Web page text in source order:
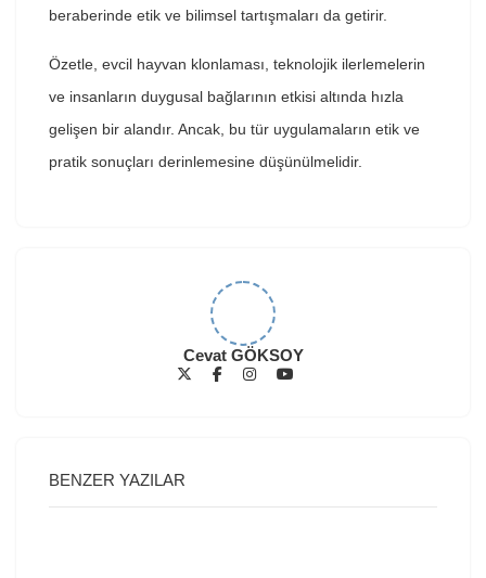
beraberinde etik ve bilimsel tartışmaları da getirir.
Özetle, evcil hayvan klonlaması, teknolojik ilerlemelerin
ve insanların duygusal bağlarının etkisi altında hızla
gelişen bir alandır. Ancak, bu tür uygulamaların etik ve
pratik sonuçları derinlemesine düşünülmelidir.
Cevat GÖKSOY
BENZER YAZILAR